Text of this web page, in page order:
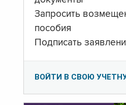
Запросить
пособия
Подписать
ВОЙТИ В СВОЮ